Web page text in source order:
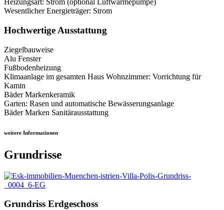
Heizungsart: Strom (optional Luftwärmepumpe)
Wesentlicher Energieträger: Strom
Hochwertige Ausstattung
Ziegelbauweise
Alu Fenster
Fußbodenheizung
Klimaanlage im gesamten Haus Wohnzimmer: Vorrichtung für
Kamin
Bäder Markenkeramik
Garten: Rasen und automatische Bewässerungsanlage
Bäder Marken Sanitärausstattung
weitere Informationen
Grundrisse
Grundriss Erdgeschoss